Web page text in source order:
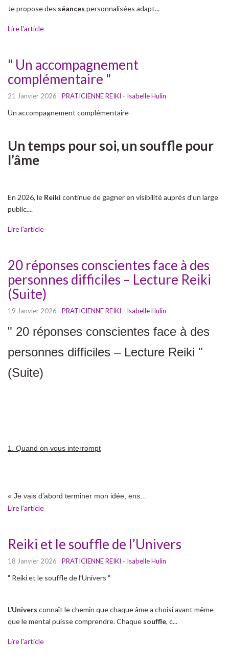
Je propose des séances personnalisées adapt...
Lire l'article
" Un accompagnement
complémentaire "
21 Janvier 2026 PRATICIENNE REIKI - Isabelle Hulin
Un accompagnement complémentaire
Un temps pour soi, un souffle pour
l’âme
En 2026, le Reiki continue de gagner en visibilité auprès d’un large
public,...
Lire l'article
20 réponses conscientes face à des
personnes difficiles – Lecture Reiki
(Suite)
19 Janvier 2026 PRATICIENNE REIKI - Isabelle Hulin
" 20 réponses conscientes face à des
personnes difficiles – Lecture Reiki "
(Suite)
1. Quand on vous interrompt
« Je vais d’abord terminer mon idée, ens...
Lire l'article
Reiki et le souffle de l’Univers
18 Janvier 2026 PRATICIENNE REIKI - Isabelle Hulin
" Reiki et le souffle de l’Univers "
L’Univers connaît le chemin que chaque âme a choisi avant même
que le mental puisse comprendre. Chaque souffle, c...
Lire l'article